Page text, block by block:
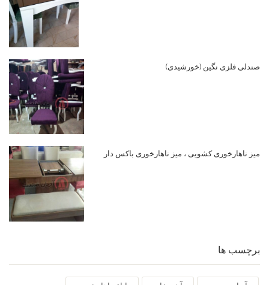
صندلی فلزی نگین (خورشیدی)
میز ناهارخوری کشویی ، میز ناهارخوری باکس دار
برچسب ها